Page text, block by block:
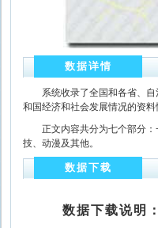
数据详情
系统收录了全国和各省、自
和国经济和社会发展情况的资料
正文内容共分为七个部分：
技、动漫及其他。
数据下载
数据下载说明